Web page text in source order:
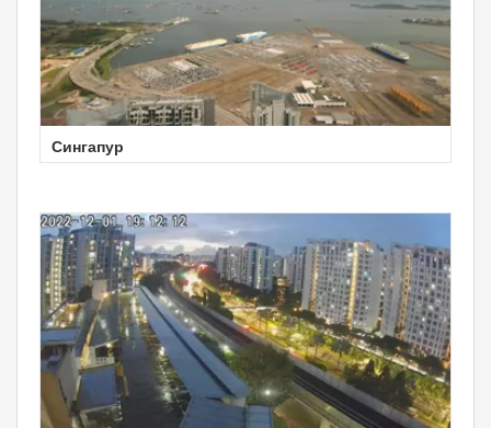
Сингапур